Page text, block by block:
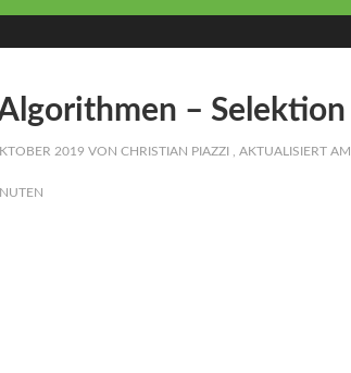
– Selektion
2019 VON CHRISTIAN PIAZZI , AKTUALISIERT AM